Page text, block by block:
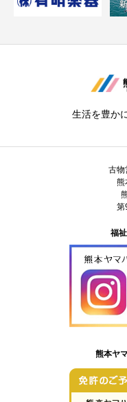
生活を豊か
古物
熊
福
熊本ヤ